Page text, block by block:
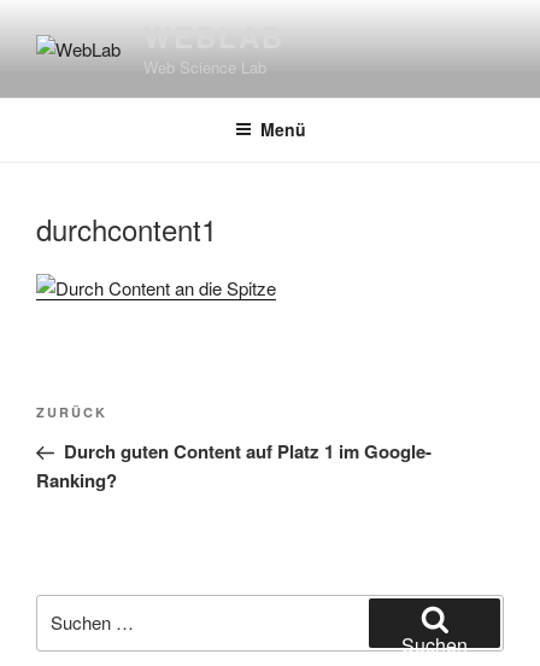
Inhalt
WEBLAB
Web Science Lab
Menü
durchcontent1
Beitragsnavigation
Vorheriger
Beitrag
ZURÜCK
Durch guten Content auf Platz 1 im Google-
Ranking?
nach:
Suchen